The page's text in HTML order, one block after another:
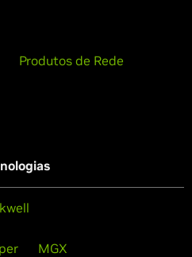
Produtos de Rede
MGX